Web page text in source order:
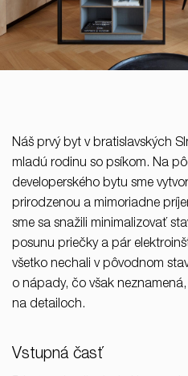
Náš prvý byt v bratislavských
mladú rodinu so psíkom. Na
developerského bytu sme
prirodzenou a mimoriadne
sme sa snažili minimalizovať
posunu priečky a pár
všetko nechali v pôvodnom
o nápady, čo však
na detailoch.
Vstupná časť
Slovensko
© RULES, s.r.o.